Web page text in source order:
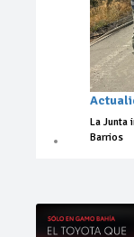
La Junta
Barrios